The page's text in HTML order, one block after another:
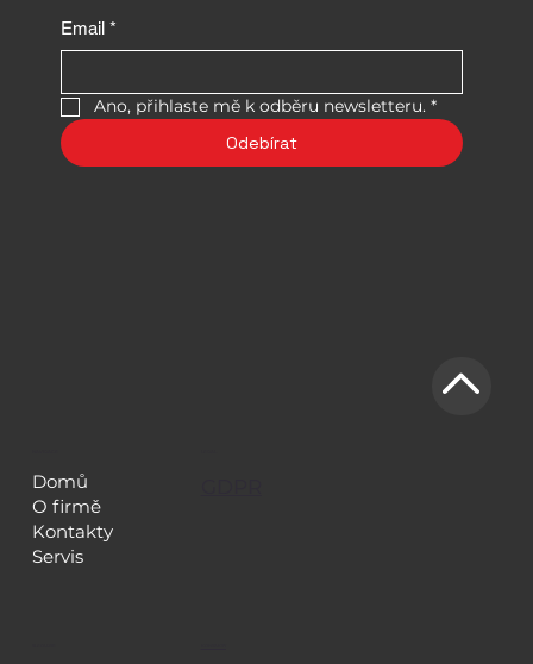
Email *
Ano, přihlaste mě k odběru newsletteru. *
Odebírat
Domů
O firmě
Kontakty
Servis